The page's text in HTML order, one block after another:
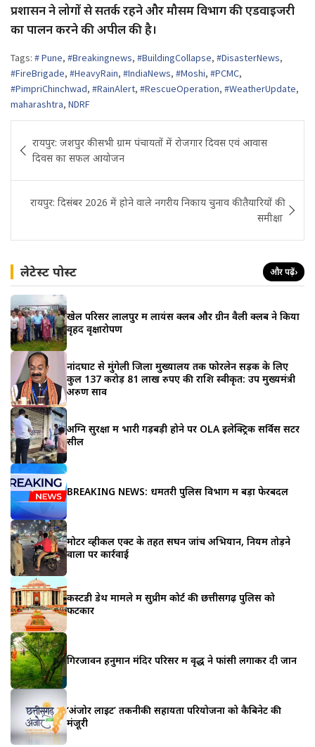
प्रशासन ने लोगों से सतर्क रहने और मौसम विभाग की एडवाइजरी
का पालन करने की अपील की है।
Tags: # Pune, #Breakingnews, #BuildingCollapse, #DisasterNews,
#FireBrigade, #HeavyRain, #IndiaNews, #Moshi, #PCMC,
#PimpriChinchwad, #RainAlert, #RescueOperation, #WeatherUpdate,
maharashtra, NDRF
navigation
रायपुर: जशपुर की सभी ग्राम पंचायतों में रोजगार दिवस एवं आवास
दिवस का सफल आयोजन
रायपुर: दिसंबर 2026 में होने वाले नगरीय निकाय चुनाव की तैयारियों की
समीक्षा
लेटेस्ट पोस्ट और पढ़ें›
खेल परिसर लालपुर में लायंस क्लब और ग्रीन वैली क्लब ने किया
वृहद वृक्षारोपण
नांदघाट से मुंगेली जिला मुख्यालय तक फोरलेन सड़क के लिए
कुल 137 करोड़ 81 लाख रुपए की राशि स्वीकृत: उप मुख्यमंत्री
अरुण साव
अग्नि सुरक्षा में भारी गड़बड़ी होने पर OLA इलेक्ट्रिक सर्विस सेंटर
सील
BREAKING NEWS: धमतरी पुलिस विभाग में बड़ा फेरबदल
मोटर व्हीकल एक्ट के तहत सघन जांच अभियान, नियम तोड़ने
वालों पर कार्रवाई
कस्टडी डेथ मामले में सुप्रीम कोर्ट की छत्तीसगढ़ पुलिस को
फटकार
गिरजावन हनुमान मंदिर परिसर में वृद्ध ने फांसी लगाकर दी जान
‘अंजोर लाइट’ तकनीकी सहायता परियोजना को कैबिनेट की
मंजूरी